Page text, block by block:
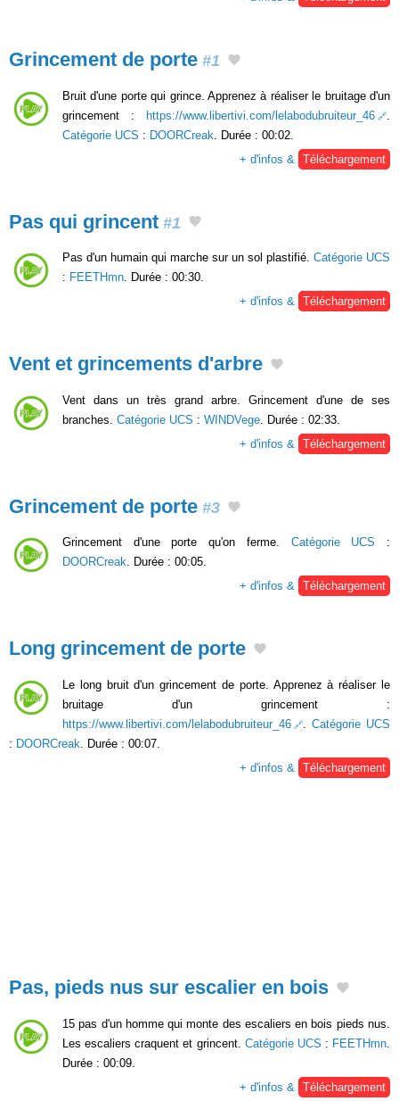
Grincement de porte #1
Bruit d'une porte qui grince. Apprenez à réaliser le bruitage d'un
grincement : https://www.libertivi.com/lelabodubruiteur_46
Catégorie UCS : DOORCreak . Durée : 00:02.
+ d'infos &
Téléchargement
Pas qui grincent #1
Pas d'un humain qui marche sur un sol plastifié. Catégorie UCS
: FEETHmn. Durée : 00:30.
+ d'infos & Téléchargement
Vent et grincements d'arbre
Vent dans un très grand arbre. Grincement d'une de ses
branches. Catégorie UCS : WINDVege . Durée : 02:33.
+ d'infos &
Téléchargement
Grincement de porte #3
Grincement d'une porte qu'on ferme. Catégorie UCS :
DOORCreak. Durée : 00:05.
+ d'infos & Téléchargement
Long grincement de porte
Le long bruit d'un grincement de porte. Apprenez à réaliser le
bruitage d'un grincement :
https://www.libertivi.com/lelabodubruiteur_46
. Catégorie UCS
: DOORCreak. Durée : 00:07.
+ d'infos & Téléchargement
Pas, pieds nus sur escalier en bois
15 pas d'un homme qui monte des escaliers en bois pieds nus.
Les escaliers craquent et grincent. Catégorie UCS : FEETHmn
Durée : 00:09.
+ d'infos &
Téléchargement